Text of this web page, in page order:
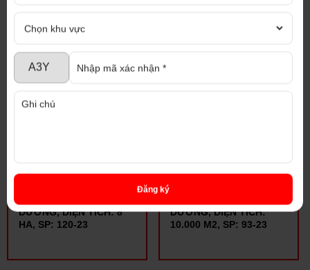
175 USD/M2
DƯƠNG, DIỆN TÍCH: 8
HA, SP: 120-23
210 USD/M2
DƯƠNG, DIỆN TÍCH:
10.000 M2, SP: 93-23
Đăng ký